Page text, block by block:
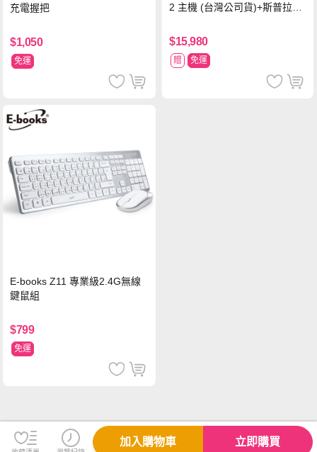
充電握把
$1,050
免運
2 主機 (台灣公司貨)+斯普拉遁
$15,980
贈 免運
E-books Z11 專業級2.4G無線
鍵鼠組
$799
免運
加入購物車 立即購買